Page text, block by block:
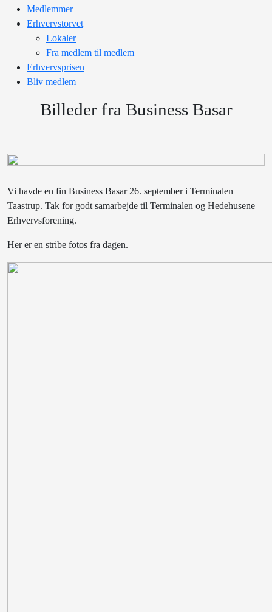
Medlemmer
Erhvervstorvet
Lokaler
Fra medlem til medlem
Erhvervsprisen
Bliv medlem
Billeder fra Business Basar
Vi havde en fin Business Basar 26. september i Terminalen
Taastrup. Tak for godt samarbejde til Terminalen og Hedehusene
Erhvervsforening.
Her er en stribe fotos fra dagen.